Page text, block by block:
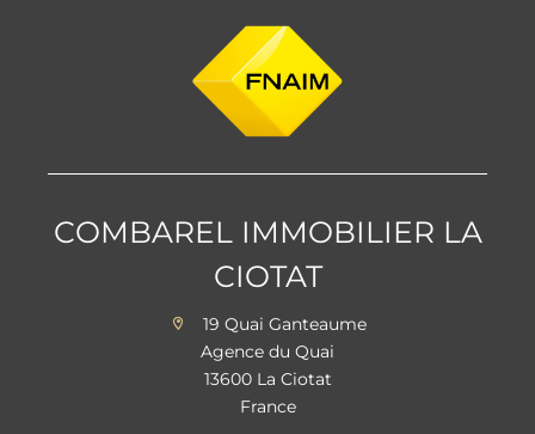
COMBAREL IMMOBILIER LA
CIOTAT
19 Quai Ganteaume
Agence du Quai
13600 La Ciotat
France